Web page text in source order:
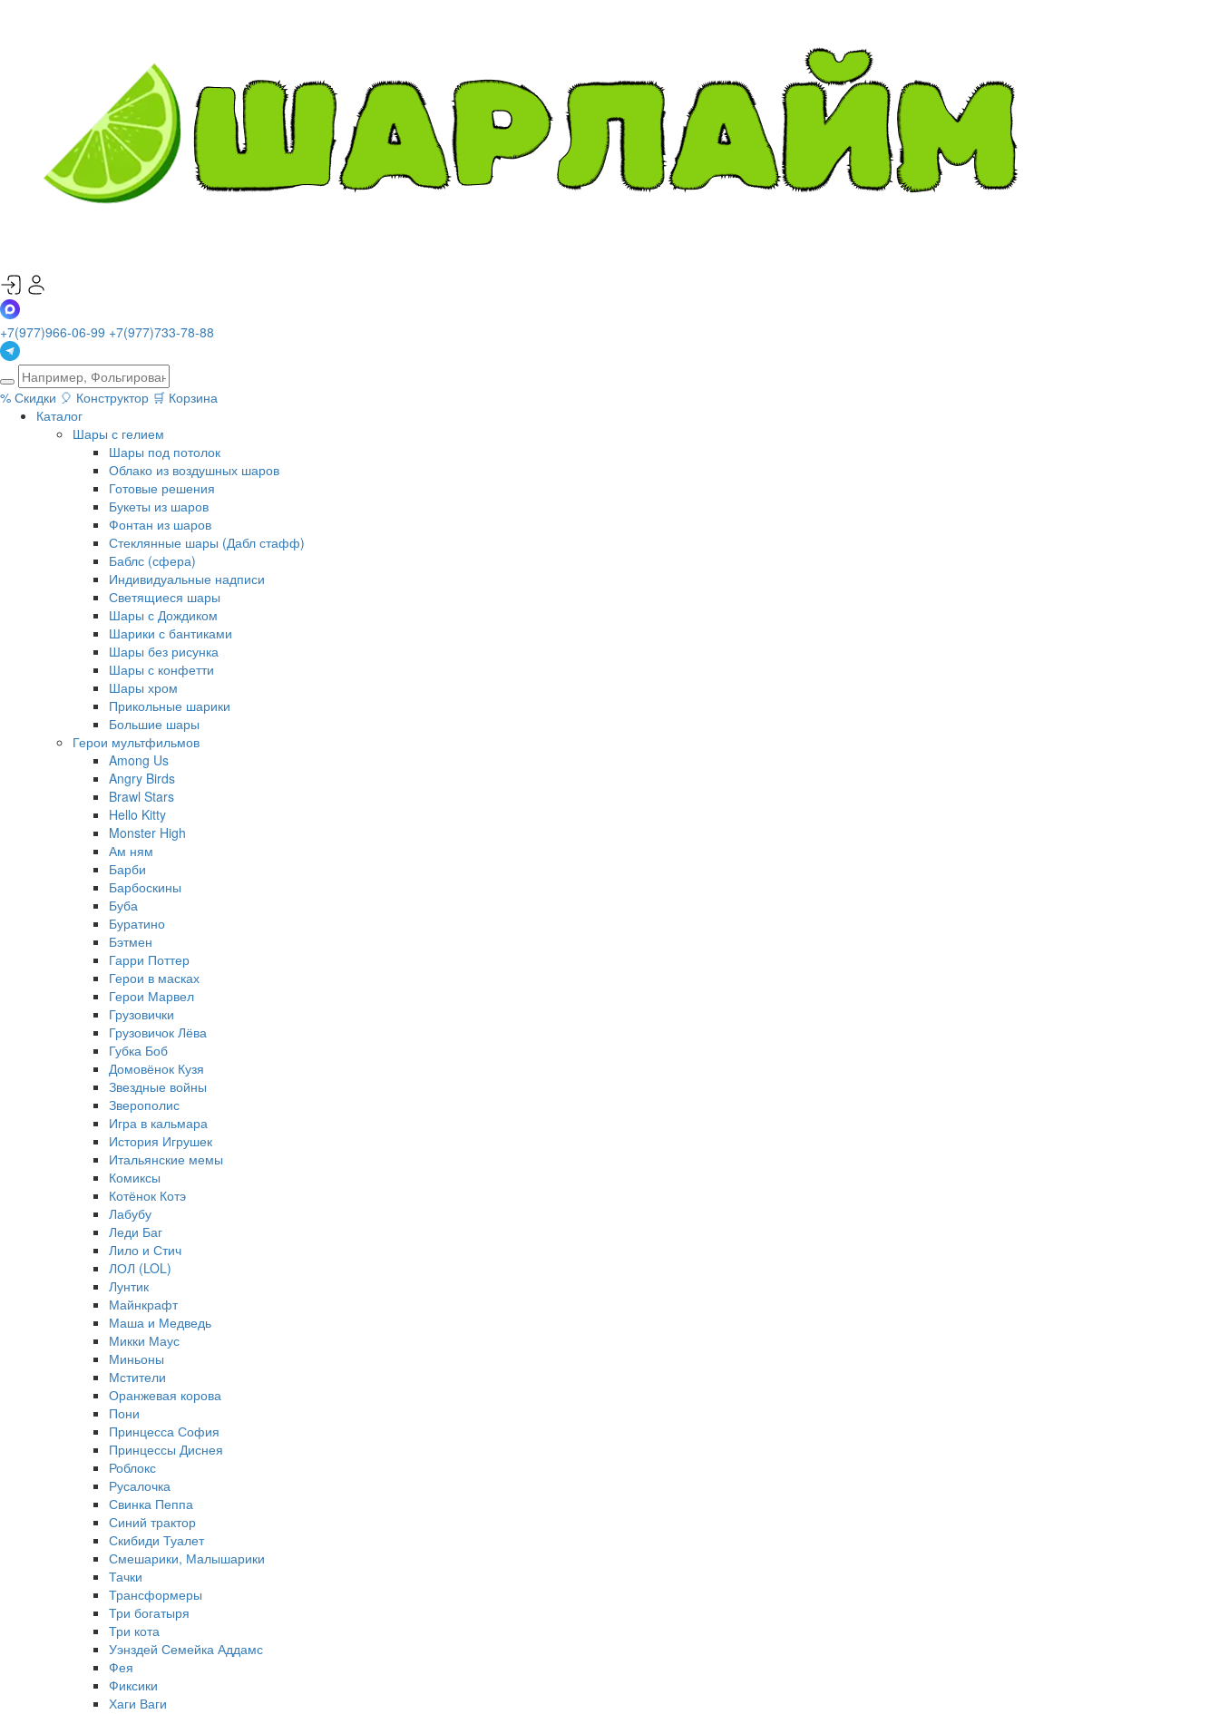
+7(977)966-06-99 +7(977)733-78-88
% Скидки 🎈 Конструктор 🛒 Корзина
Каталог
Шары с гелием
Шары под потолок
Облако из воздушных шаров
Готовые решения
Букеты из шаров
Фонтан из шаров
Стеклянные шары (Дабл стафф)
Баблс (сфера)
Индивидуальные надписи
Светящиеся шары
Шары с Дождиком
Шарики с бантиками
Шары без рисунка
Шары с конфетти
Шары хром
Прикольные шарики
Большие шары
Герои мультфильмов
Among Us
Angry Birds
Brawl Stars
Hello Kitty
Monster High
Ам ням
Барби
Барбоскины
Буба
Буратино
Бэтмен
Гарри Поттер
Герои в масках
Герои Марвел
Грузовички
Грузовичок Лёва
Губка Боб
Домовёнок Кузя
Звездные войны
Зверополис
Игра в кальмара
История Игрушек
Итальянские мемы
Комиксы
Котёнок Котэ
Лабубу
Леди Баг
Лило и Стич
ЛОЛ (LOL)
Лунтик
Майнкрафт
Маша и Медведь
Микки Маус
Миньоны
Мстители
Оранжевая корова
Пони
Принцесса София
Принцессы Диснея
Роблокс
Русалочка
Свинка Пеппа
Синий трактор
Скибиди Туалет
Смешарики, Малышарики
Тачки
Трансформеры
Три богатыря
Три кота
Уэнздей Семейка Аддамс
Фея
Фиксики
Хаги Ваги